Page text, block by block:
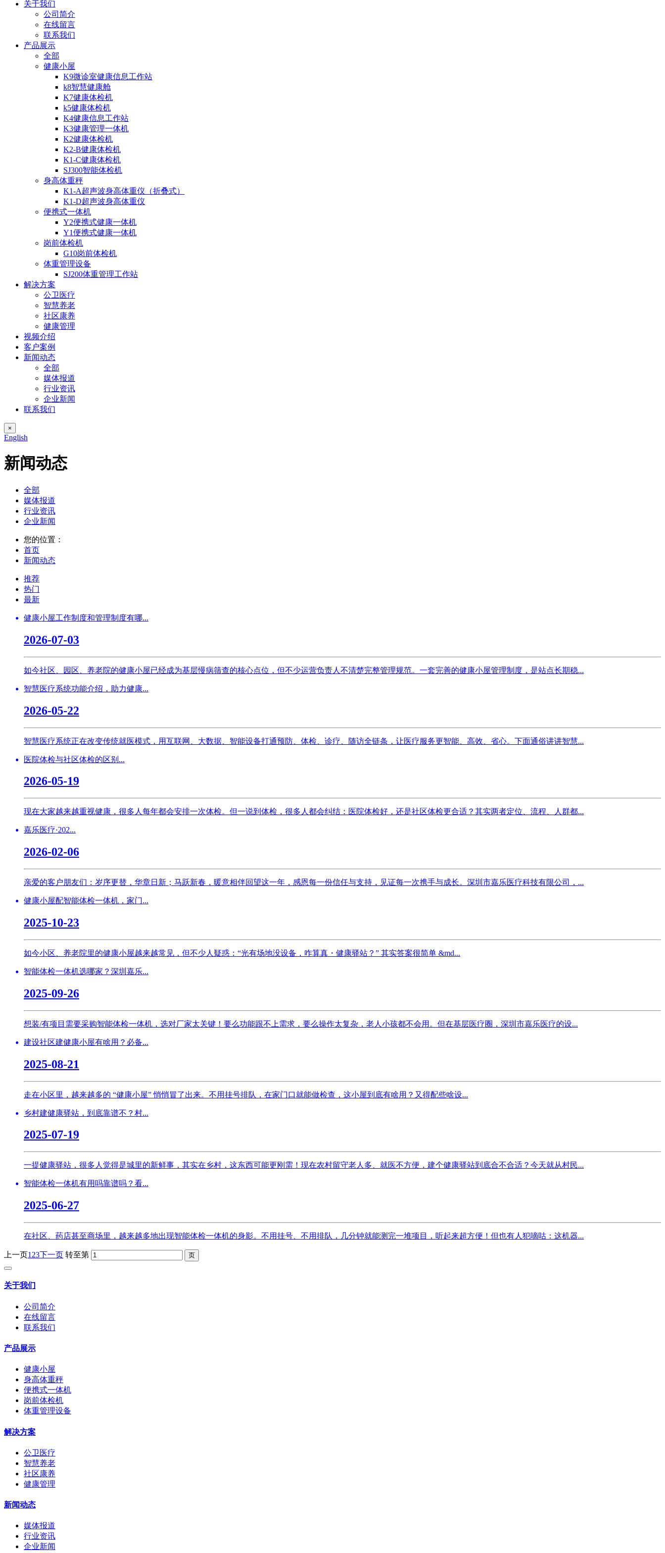
关于我们
公司简介
在线留言
联系我们
产品展示
全部
健康小屋
K9微诊室健康信息工作站
k8智慧健康舱
K7健康体检机
k5健康体检机
K4健康信息工作站
K3健康管理一体机
K2健康体检机
K2-B健康体检机
K1-C健康体检机
SJ300智能体检机
身高体重秤
K1-A超声波身高体重仪（折叠式）
K1-D超声波身高体重仪
便携式一体机
Y2便携式健康一体机
Y1便携式健康一体机
岗前体检机
G10岗前体检机
体重管理设备
SJ200体重管理工作站
解决方案
公卫医疗
智慧养老
社区康养
健康管理
视频介绍
客户案例
新闻动态
全部
媒体报道
行业资讯
企业新闻
联系我们
×
English
新闻动态
全部
媒体报道
行业资讯
企业新闻
您的位置：
首页
新闻动态
推荐
热门
最新
健康小屋工作制度和管理制度有哪...
2026-07-03
如今社区、园区、养老院的健康小屋已经成为基层慢病筛查的核心点位，但不少运营负责人不清楚完整管理规范。一套完善的健康小屋管理制度，是站点长期稳...
智慧医疗系统功能介绍，助力健康...
2026-05-22
智慧医疗系统正在改变传统就医模式，用互联网、大数据、智能设备打通预防、体检、诊疗、随访全链条，让医疗服务更智能、高效、省心。下面通俗讲讲智慧...
医院体检与社区体检的区别...
2026-05-19
现在大家越来越重视健康，很多人每年都会安排一次体检。但一说到体检，很多人都会纠结：医院体检好，还是社区体检更合适？其实两者定位、流程、人群都...
嘉乐医疗·202...
2026-02-06
亲爱的客户朋友们：岁序更替，华章日新；马跃新春，暖意相伴回望这一年，感恩每一份信任与支持，见证每一次携手与成长。深圳市嘉乐医疗科技有限公司，...
健康小屋配智能体检一体机，家门...
2025-10-23
如今小区、养老院里的健康小屋越来越常见，但不少人疑惑：“光有场地没设备，咋算真・健康驿站？” 其实答案很简单 &md...
智能体检一体机选哪家？深圳嘉乐...
2025-09-26
想装/有项目需要采购智能体检一体机，选对厂家太关键！要么功能跟不上需求，要么操作太复杂，老人小孩都不会用。但在基层医疗圈，深圳市嘉乐医疗的设...
建设社区建健康小屋有啥用？必备...
2025-08-21
走在小区里，越来越多的 “健康小屋” 悄悄冒了出来。不用挂号排队，在家门口就能做检查，这小屋到底有啥用？又得配些啥设...
乡村建健康驿站，到底靠谱不？村...
2025-07-19
一提健康驿站，很多人觉得是城里的新鲜事，其实在乡村，这东西可能更刚需！现在农村留守老人多、就医不方便，建个健康驿站到底合不合适？今天就从村民...
智能体检一体机有用吗靠谱吗？看...
2025-06-27
在社区、药店甚至商场里，越来越多地出现智能体检一体机的身影。不用挂号、不用排队，几分钟就能测完一堆项目，听起来超方便！但也有人犯嘀咕：这机器...
上一页1 23下一页 转至第
关于我们
公司简介
在线留言
联系我们
产品展示
健康小屋
身高体重秤
便携式一体机
岗前体检机
体重管理设备
解决方案
公卫医疗
智慧养老
社区康养
健康管理
新闻动态
媒体报道
行业资讯
企业新闻